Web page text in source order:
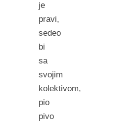
je
pravi,
sedeo
bi
sa
svojim
kolektivom,
pio
pivo